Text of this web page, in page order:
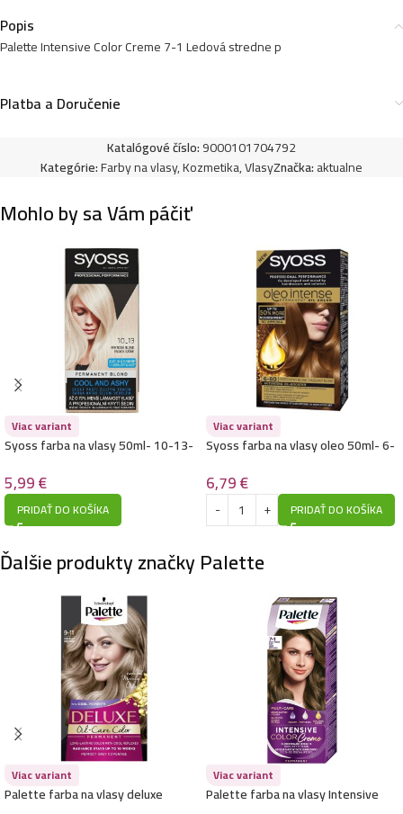
3,99€
6-99/ V5- Intenzívna fialová
3,99€
Palette farba na vlasy Intensive Color Creme 50ml-
5-0/ N4- Svetlo hnedá
3,99€
Palette farba na vlasy Intensive Color Creme 50ml-
6-0/ N5- Tmavo plavá
7-0/ N6- Stredne plavá
3,99
Palette farba na vlasy Intensive Color Creme 50ml-
4-89/ RFE3- Intenzívna tmavo fialová
3,99€
Palette farba na vlasy Intensive Color Creme 50ml-
9.5-1/ C9- Ladovo strieborno plavá
Popis
Palette Intensive Color Creme 7-1 Ledová stredne p
Platba a Doručenie
Katalógové číslo:9000101704792
Kategórie:Farby na vlasy,Kozmetika,VlasyZnačka:aktualne
Mohlo by sa Vám páčiť
Viac variant
Syoss farba na vlasy 50ml- 10-13-
5,99€
PRIDAŤ DO KOŠÍKA
Viac variant
Syoss farba na vlasy oleo 50ml- 6-
6,79€
PRIDAŤ DO KOŠÍKA
Ďalšie produkty značky Palette
Viac variant
Palette farba na vlasy deluxe
Viac variant
Palette farba na vlasy Intensive